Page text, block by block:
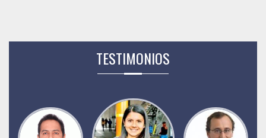
TESTIMONIOS